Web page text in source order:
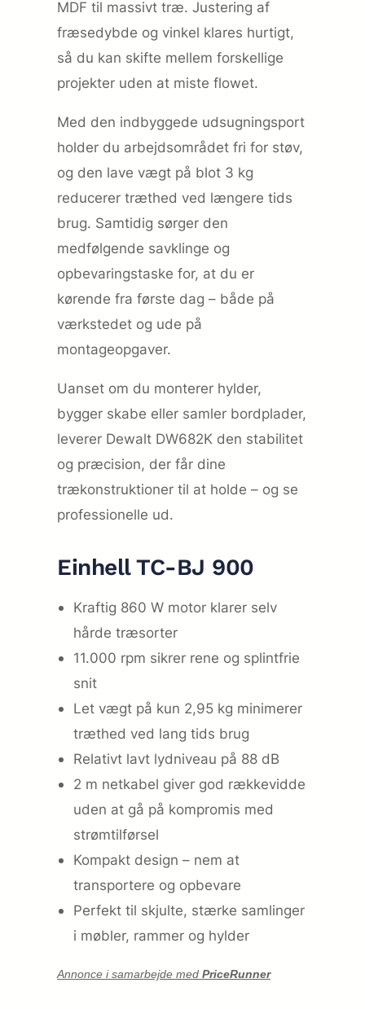
MDF til massivt træ. Justering af
fræsedybde og vinkel klares hurtigt,
så du kan skifte mellem forskellige
projekter uden at miste flowet.
Med den indbyggede udsugningsport
holder du arbejdsområdet fri for støv,
og den lave vægt på blot 3 kg
reducerer træthed ved længere tids
brug. Samtidig sørger den
medfølgende savklinge og
opbevaringstaske for, at du er
kørende fra første dag – både på
værkstedet og ude på
montageopgaver.
Uanset om du monterer hylder,
bygger skabe eller samler bordplader,
leverer Dewalt DW682K den stabilitet
og præcision, der får dine
trækonstruktioner til at holde – og se
professionelle ud.
Einhell TC-BJ 900
Kraftig 860 W motor klarer selv
hårde træsorter
11.000 rpm sikrer rene og splintfrie
snit
Let vægt på kun 2,95 kg minimerer
træthed ved lang tids brug
Relativt lavt lydniveau på 88 dB
2 m netkabel giver god rækkevidde
uden at gå på kompromis med
strømtilførsel
Kompakt design – nem at
transportere og opbevare
Perfekt til skjulte, stærke samlinger
i møbler, rammer og hylder
Annonce i samarbejde med PriceRunner